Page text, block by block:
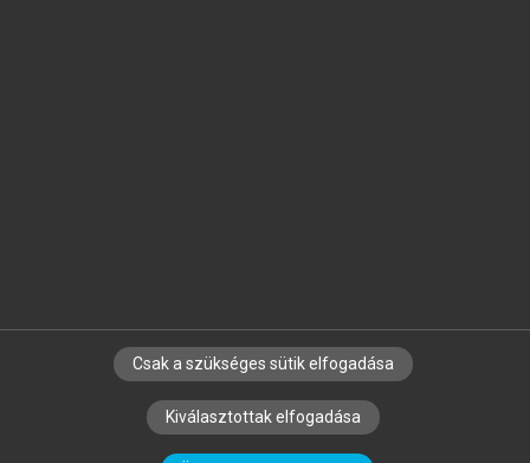
SZERZŐKNEK CÉGEKNEK KÖNYVTÁROSOKNAK
SZERKESZTÉSI ÉS LEKTORÁLÁSI ALAPELVEK
Csak a szükséges sütik elfogadása
Kiválasztottak elfogadása